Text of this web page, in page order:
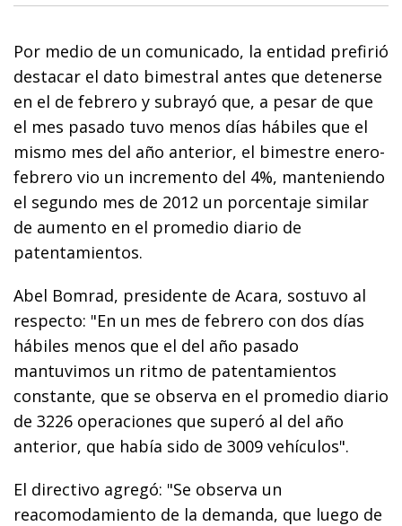
Por medio de un comunicado, la entidad prefirió
destacar el dato bimestral antes que detenerse
en el de febrero y subrayó que, a pesar de que
el mes pasado tuvo menos días hábiles que el
mismo mes del año anterior, el bimestre enero-
febrero vio un incremento del 4%, manteniendo
el segundo mes de 2012 un porcentaje similar
de aumento en el promedio diario de
patentamientos.
Abel Bomrad, presidente de Acara, sostuvo al
respecto: "En un mes de febrero con dos días
hábiles menos que el del año pasado
mantuvimos un ritmo de patentamientos
constante, que se observa en el promedio diario
de 3226 operaciones que superó al del año
anterior, que había sido de 3009 vehículos".
El directivo agregó: "Se observa un
reacomodamiento de la demanda, que luego de